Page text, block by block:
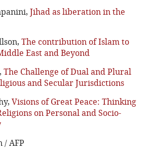
Jihad as liberation in the
The contribution of Islam to
East and Beyond
The Challenge of Dual and Plural
and Secular Jurisdictions
Visions of Great Peace: Thinking
on Personal and Socio-
/ AFP